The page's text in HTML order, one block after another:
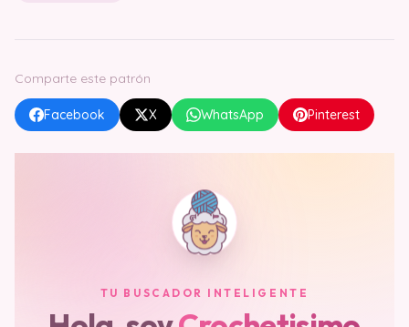
Comparte este patrón
Facebook X WhatsApp Pinterest
TU BUSCADOR INTELIGENTE